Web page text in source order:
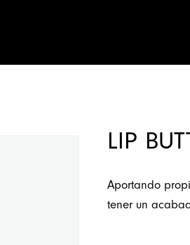
LIP
Aportando
tener un